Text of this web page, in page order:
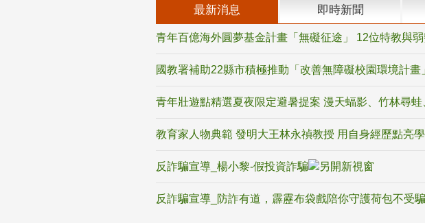
最新消息 即時新聞
青年百億海外圓夢基金計畫「無礙征途」 12位特教與
國教署補助22縣市積極推動「改善無障礙校園環境計
青年壯遊點精選夏夜限定避暑提案 漫天蝠影、竹林尋
教育家人物典範 發明大王林永禎教授 用自身經歷點亮
反詐騙宣導_楊小黎-假投資詐騙
反詐騙宣導_防詐有道，霹靂布袋戲陪你守護荷包不受騙